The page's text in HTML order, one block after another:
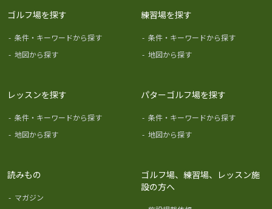
ゴルフ場を探す
- 条件・キーワードから探す
- 地図から探す
練習場を探す
- 条件・キーワードから探す
- 地図から探す
レッスンを探す
- 条件・キーワードから探す
- 地図から探す
パターゴルフ場を探す
- 条件・キーワードから探す
- 地図から探す
読みもの
- マガジン
ゴルフ場、練習場、レッスン施
設の方へ